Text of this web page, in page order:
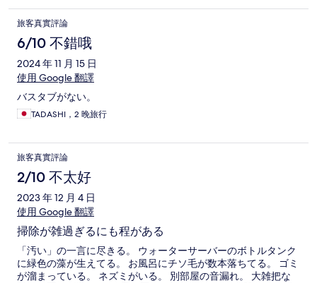
旅客真實評論
6/10 不錯哦
2024 年 11 月 15 日
使用 Google 翻譯
バスタブがない。
TADASHI，2 晚旅行
旅客真實評論
2/10 不太好
2023 年 12 月 4 日
使用 Google 翻譯
掃除が雑過ぎるにも程がある
「汚い」の一言に尽きる。 ウォーターサーバーのボトルタンク
に緑色の藻が生えてる。 お風呂にチソ毛が数本落ちてる。 ゴミ
が溜まっている。 ネズミがいる。 別部屋の音漏れ。 大雑把な